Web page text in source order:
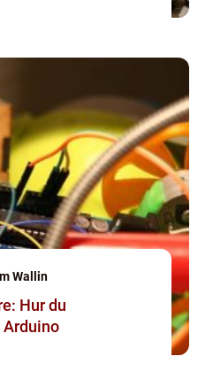
Wallin
Hur du
Arduino